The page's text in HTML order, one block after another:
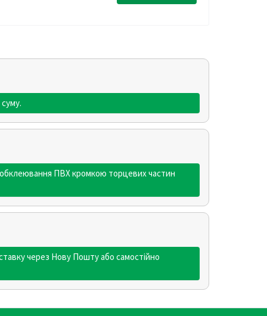
обклеювання ПВХ кромкою торцевих частин
через Нову Пошту або самостійно